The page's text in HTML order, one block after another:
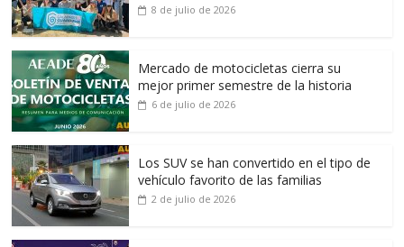
8 de julio de 2026
Mercado de motocicletas cierra su
mejor primer semestre de la historia
6 de julio de 2026
Los SUV se han convertido en el tipo de
vehículo favorito de las familias
2 de julio de 2026